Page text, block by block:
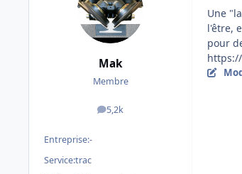
Mak
Membre
5,2k
messages
Entreprise:-
Service:trac
Une
l'être,
pour